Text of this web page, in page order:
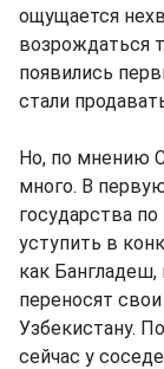
ощущается
возрождаться
появились
стали
Но, по мнению
много. В
государства
уступить в
как
переносят
Узбекистану.
сейчас у